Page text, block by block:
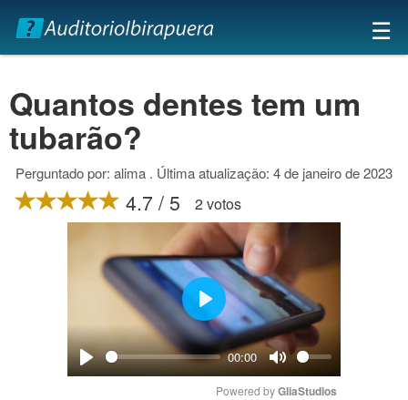
×
☰
Quantos dentes tem um
tubarão?
Perguntado por: alima . Última atualização: 4 de janeiro de 2023
4.7 / 5 2 votos
Play
00:00
Mute
Play
Powered by GliaStudios